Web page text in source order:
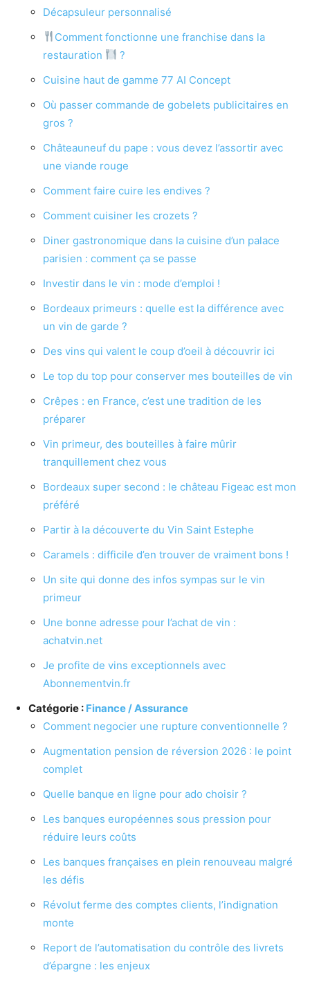
Décapsuleur personnalisé
Comment fonctionne une franchise dans la
restauration
?
Cuisine haut de gamme 77 AI Concept
Où passer commande de gobelets publicitaires en
gros ?
Châteauneuf du pape : vous devez l’assortir avec
une viande rouge
Comment faire cuire les endives ?
Comment cuisiner les crozets ?
Diner gastronomique dans la cuisine d’un palace
parisien : comment ça se passe
Investir dans le vin : mode d’emploi !
Bordeaux primeurs : quelle est la différence avec
un vin de garde ?
Des vins qui valent le coup d’oeil à découvrir ici
Le top du top pour conserver mes bouteilles de vin
Crêpes : en France, c’est une tradition de les
préparer
Vin primeur, des bouteilles à faire mûrir
tranquillement chez vous
Bordeaux super second : le château Figeac est mon
préféré
Partir à la découverte du Vin Saint Estephe
Caramels : difficile d’en trouver de vraiment bons !
Un site qui donne des infos sympas sur le vin
primeur
Une bonne adresse pour l’achat de vin :
achatvin.net
Je profite de vins exceptionnels avec
Abonnementvin.fr
Catégorie : Finance / Assurance
Comment negocier une rupture conventionnelle ?
Augmentation pension de réversion 2026 : le point
complet
Quelle banque en ligne pour ado choisir ?
Les banques européennes sous pression pour
réduire leurs coûts
Les banques françaises en plein renouveau malgré
les défis
Révolut ferme des comptes clients, l’indignation
monte
Report de l’automatisation du contrôle des livrets
d’épargne : les enjeux